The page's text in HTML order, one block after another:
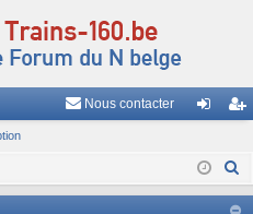
Nous contacter
ne cri
pti